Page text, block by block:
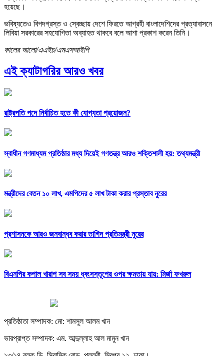
হয়েছে।
ভবিষ্যতেও বিপদগ্রস্ত ও স্বেচ্ছায় দেশে ফিরতে আগ্রহী বাংলাদেশিদের প্রত্যাবাসনে
লিবিয়া সরকারের সহযোগিতা অব্যাহত থাকবে বলে আশা প্রকাশ করেন তিনি।
কালের আলো/এএইচ/এমএসআইপি
এই ক্যাটাগরির আরও খবর
রাষ্ট্রপতি পদে নির্বাচিত হতে কী যোগ্যতা প্রয়োজন?
স্বাধীন গণমাধ্যম প্রতিষ্ঠার মধ্য দিয়েই গণতন্ত্র আরও শক্তিশালী হয়: তথ্যমন্ত্রী
মন্ত্রীদের বেতন ১০ লাখ, এমপিদের ৫ লাখ টাকা করার প্রস্তাব নুরের
প্রশাসনকে আরও জনবান্ধব করার তাগিদ প্রতিমন্ত্রী নুরের
বিএনপির কপাল খারাপ সব সময় ধ্বংসস্তূপের ওপর ক্ষমতায় যায়: মির্জা ফখরুল
প্রতিষ্ঠাতা সম্পাদক: মো: শামসুল আলম খান
ভারপ্রাপ্ত সম্পাদক: এম. আব্দুল্লাহ আল মামুন খান